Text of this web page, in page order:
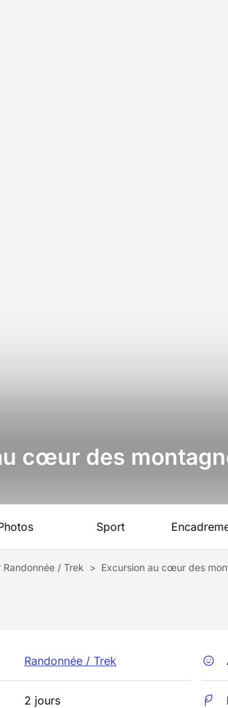
cœur des
Sport
Randonnée / Trek > Excursion au cœur des
Randonnée / Trek
2 jours